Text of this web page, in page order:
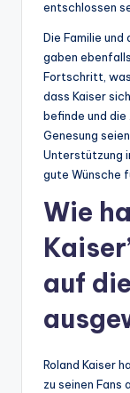
entschlossen
Die Familie und
gaben
Fortschritt,
dass Kaiser
befinde und
Genesung
Unterstützung
gute Wünsche
Wie
auf
Roland Kaiser
zu seinen Fans